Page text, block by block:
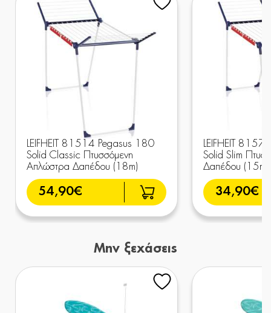
LEIFHEIT 81514 Pegasus 180
Solid Classic Πτυσσόμενη
Απλώστρα Δαπέδου (18m)
54,90€
LEIFHEIT
Solid Slim
Δαπέδου (15m)
34,90€
Μην ξεχάσεις